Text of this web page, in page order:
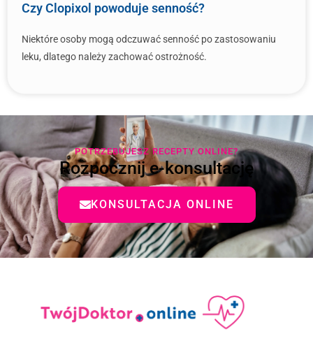
Czy Clopixol powoduje senność?
Niektóre osoby mogą odczuwać senność po zastosowaniu
leku, dlatego należy zachować ostrożność.
POTRZEBUJESZ RECEPTY ONLINE?
Rozpocznij e-konsultację
KONSULTACJA ONLINE